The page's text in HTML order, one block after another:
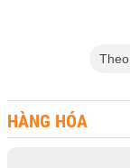
Theo
HÀNG HÓA